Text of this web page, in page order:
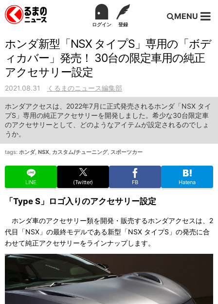
ログイン 登録
MENU
ホンダ新型「NSX タイプS」専用の「ボデ
ィカバー」発売！ 30台の限定車用の純正
アクセサリー設定
2021.08.31 くるまのニュース編集部
ホンダアクセスは、2022年7月に正式発売されるホンダ「NSX タイ
プS」専用の純正アクセサリーを開発しました。希少な30台限定車
のアクセサリーとして、どのようなアイテムが設定されるのでしょ
うか。
tags: ホンダ, NSX, カスタム/チューニング, スポーツカー
LINE (Twitter) FB Hatena
「Type S」ロゴ入りのアクセサリー設定
ホンダ車のアクセサリー類を開発・販売するホンダアクセスは、2
代目「NSX」の最終モデルである新型「NSX タイプS」の発売に合
わせて純正アクセサリーをラインナップします。